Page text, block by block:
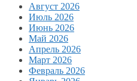
Август 2026
Июль 2026
Июнь 2026
Май 2026
Апрель 2026
Март 2026
Февраль 2026